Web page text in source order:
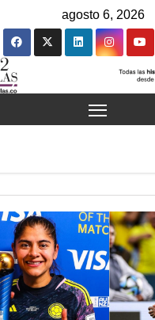
agosto 6, 2026